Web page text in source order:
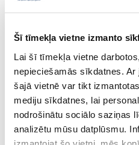
Šī tīmekļa vietne izmanto
Lai šī tīmekļa vietne
nepieciešamās sīkdatnes.
šajā vietnē var tikt
mediju sīkdatnes, lai
nodrošinātu sociālo saziņas
analizētu mūsu datplūsmu.
Standarta cena: 9.29 €
Page 1 of 10
Saules